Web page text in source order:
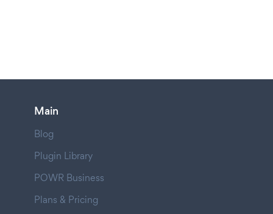
Main
Blog
Plugin Library
POWR Business
Plans & Pricing